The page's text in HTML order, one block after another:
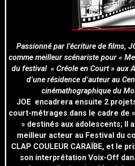
Passionné par l’écriture de films,
comme meilleur scénariste pour «
du festival « Créole en Court » aux
d’une résidence d’auteur au
cinémathographique du
JOE encadrera ensuite 2
court-métrages dans le cadre de
» destinés aux adolescents; Il
meilleur acteur au Festival du
CLAP COULEUR CARAÏBE, et le
son interprétation Voix-Off